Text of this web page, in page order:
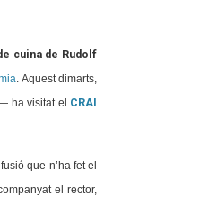
cuina de Rudolf
. Aquest dimarts,
ha visitat el CRAI
que n’ha fet el
el rector,